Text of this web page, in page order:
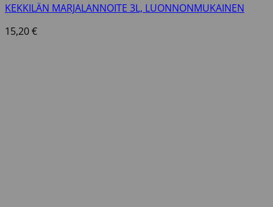
KEKKILÄN MARJALANNOITE 3L, LUONNONMUKAINEN
15,20€